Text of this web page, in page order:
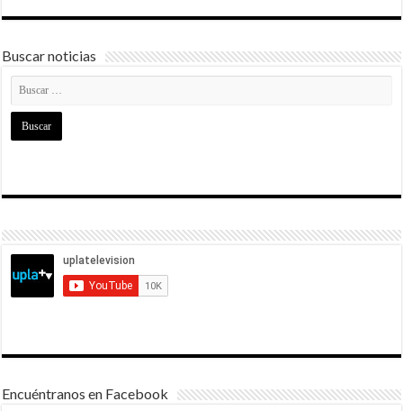
Buscar noticias
Encuéntranos en Facebook